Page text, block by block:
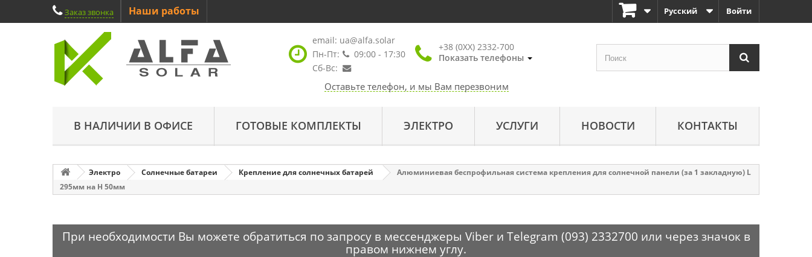
Войти
Русский
Заказ звонка Наши работы
email: ua@alfa.solar
Пн-Пт:
09:00 - 17:30
Сб-Вс:
+38 (0XX) 2332-700
Показать телефоны
Оставьте телефон, и мы Вам перезвоним
В НАЛИЧИИ В ОФИСЕ ГОТОВЫЕ КОМПЛЕКТЫ ЭЛЕКТРО УСЛУГИ НОВОСТИ КОНТАКТЫ
Электро Солнечные батареи Крепление для солнечных батарей
Алюминиевая беспрофильная система крепления для солнечной панели (за 1 закладную) L
295мм на H 50мм
При необходимости Вы можете обратиться по запросу в мессенджеры Viber и Telegram (093) 2332700 или через значок в
правом нижнем углу.